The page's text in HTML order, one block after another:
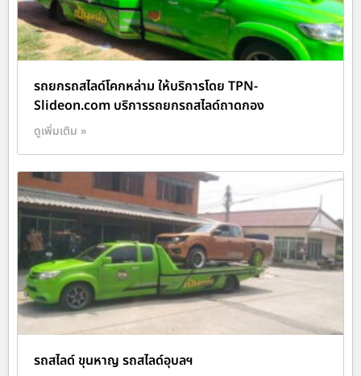
รถยกรถสไลด์โคกหล่าม ให้บริการโดย TPN-
Slideon.com บริการรถยกรถสไลด์ถาดกอง
ดูเพิ่มเติม »
รถสไลด์ ขุนหาญ รถสไลด์อุบลฯ